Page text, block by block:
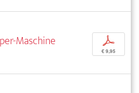
Maschine
p
€ 9,95